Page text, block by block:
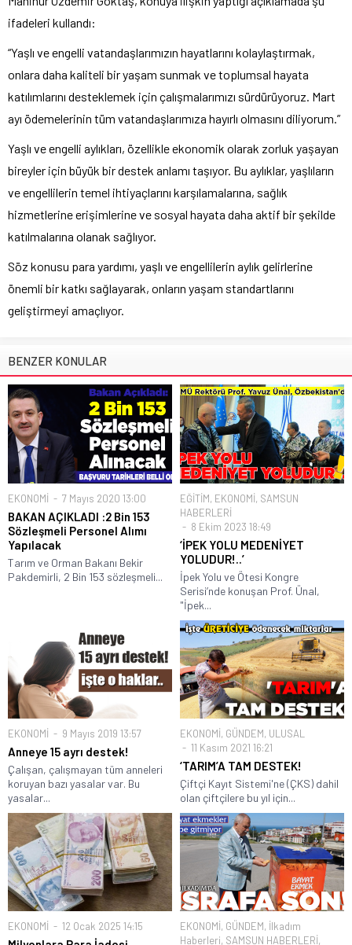
ifadeleri kullandı:
“Yaşlı ve engelli vatandaşlarımızın hayatlarını kolaylaştırmak,
onlara daha kaliteli bir yaşam sunmak ve toplumsal hayata
katılımlarını desteklemek için çalışmalarımızı sürdürüyoruz. Mart
ayı ödemelerinin tüm vatandaşlarımıza hayırlı olmasını diliyorum.”
Yaşlı ve engelli aylıkları, özellikle ekonomik olarak zorluk yaşayan
bireyler için büyük bir destek anlamı taşıyor. Bu aylıklar, yaşlıların
ve engellilerin temel ihtiyaçlarını karşılamalarına, sağlık
hizmetlerine erişimlerine ve sosyal hayata daha aktif bir şekilde
katılmalarına olanak sağlıyor.
Söz konusu para yardımı, yaşlı ve engellilerin aylık gelirlerine
önemli bir katkı sağlayarak, onların yaşam standartlarını
geliştirmeyi amaçlıyor.
BENZER KONULAR
EKONOMİ 7 Mayıs 2020 13:00
BAKAN AÇIKLADI :2 Bin 153
Sözleşmeli Personel Alımı
Yapılacak
Tarım ve Orman Bakanı Bekir
Pakdemirli, 2 Bin 153 sözleşmeli...
EĞİTİM, EKONOMİ, SAMSUN
HABERLERİ
8 Ekim 2023 18:49
‘İPEK YOLU MEDENİYET
YOLUDUR!..’
İpek Yolu ve Ötesi Kongre
Serisi’nde konuşan Prof. Ünal,
"İpek...
EKONOMİ 9 Mayıs 2019 13:57
Anneye 15 ayrı destek!
Çalışan, çalışmayan tüm anneleri
koruyan bazı yasalar var. Bu
yasalar...
EKONOMİ, GÜNDEM, ULUSAL
11 Kasım 2021 16:21
‘TARIM’A TAM DESTEK!
Çiftçi Kayıt Sistemi'ne (ÇKS) dahil
olan çiftçilere bu yıl için...
EKONOMİ 12 Ocak 2025 14:15 EKONOMİ, GÜNDEM, İlkadım
Haberleri, SAMSUN HABERLERİ,